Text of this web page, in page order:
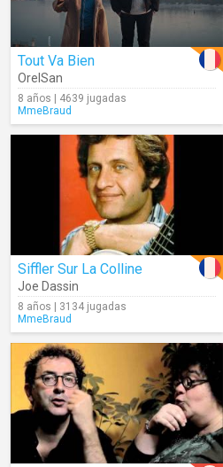
Tout Va Bien
OrelSan
8 años | 4639 jugadas
MmeBraud
Siffler Sur La Colline
Joe Dassin
8 años | 3134 jugadas
MmeBraud